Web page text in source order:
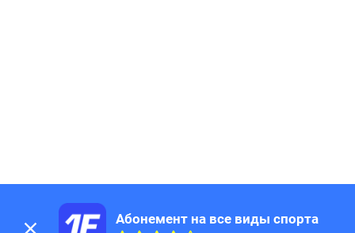
Абонемент на все виды спорта